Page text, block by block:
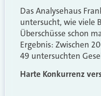
Das Analysehaus
untersucht, wie viele
Überschüsse schon
Ergebnis: Zwischen
49 untersuchten
Harte Konkurrenz